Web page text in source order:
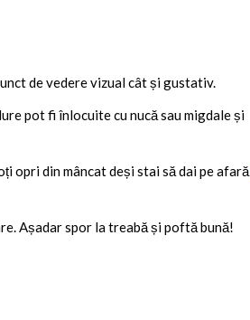
de vedere vizual cât și gustativ.
pot fi înlocuite cu nucă sau migdale și
opri din mâncat deși stai să dai pe afară
Așadar spor la treabă și poftă bună!